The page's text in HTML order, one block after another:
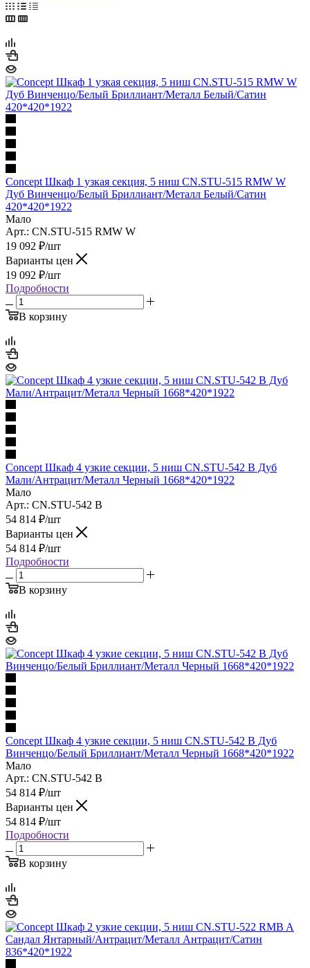
Concept Шкаф 1 узкая секция, 5 ниш CN.STU-515 RMW W
Дуб Винченцо/Белый Бриллиант/Металл Белый/Сатин
420*420*1922
Мало
Арт.: CN.STU-515 RMW W
19 092 ₽/шт
Варианты цен
19 092 ₽/шт
Подробности
В корзину
Concept Шкаф 4 узкие секции, 5 ниш CN.STU-542 B Дуб
Мали/Антрацит/Металл Черный 1668*420*1922
Мало
Арт.: CN.STU-542 B
54 814 ₽/шт
Варианты цен
54 814 ₽/шт
Подробности
В корзину
Concept Шкаф 4 узкие секции, 5 ниш CN.STU-542 B Дуб
Винченцо/Белый Бриллиант/Металл Черный 1668*420*1922
Мало
Арт.: CN.STU-542 B
54 814 ₽/шт
Варианты цен
54 814 ₽/шт
Подробности
В корзину